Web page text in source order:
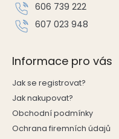
606 739 222
607 023 948
Informace pro vás
Jak se registrovat?
Jak nakupovat?
Obchodní podmínky
Ochrana firemních údajů